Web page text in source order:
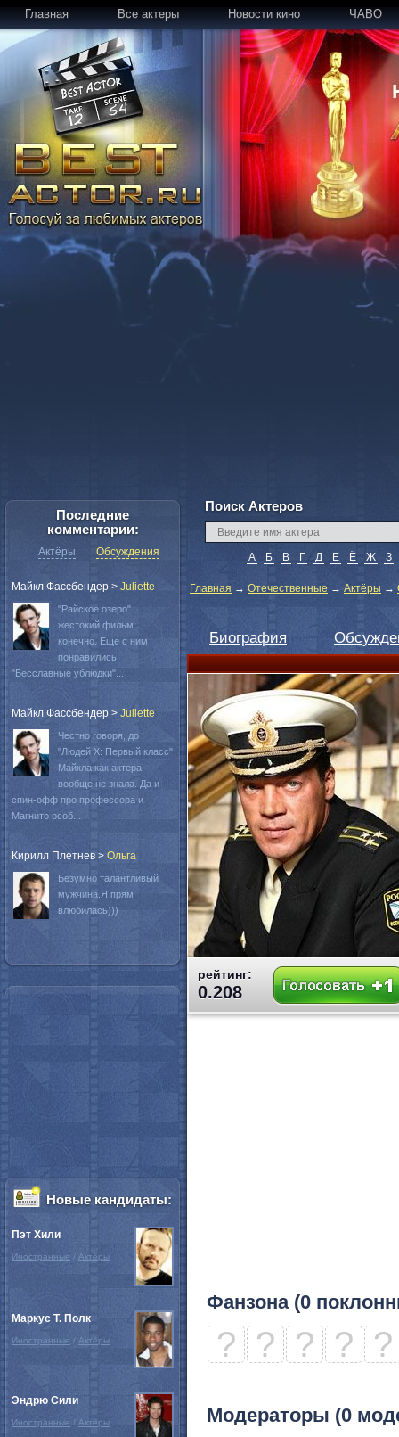
Главная Все актеры Новости кино ЧАВО
Поиск Актеров
А Б В Г Д Е Ё Ж З
Главная → Отечественные → Актёры →
Биография
рейтинг:
0.208
Фанзона (0
? ? ? ? ?
Модераторы (0
Последние
комментарии:
Актёры Обсуждения
Майкл Фассбендер > Juliette
"Райское озеро"
жестокий фильм
конечно. Еще с ним
понравились
"Бесславные ублюдки"...
Майкл Фассбендер > Juliette
Честно говоря, до
"Людей Х: Первый класс"
Майкла как актера
вообще не знала. Да и
спин-офф про профессора и
Магнито особ...
Кирилл Плетнев > Oльга
Безумно талантливый
мужчина.Я прям
влюбилась)))
Новые кандидаты:
Пэт Хили
Иностранные / Актёры
Маркус Т. Полк
Иностранные / Актёры
Эндрю Сили
Иностранные / Актёры